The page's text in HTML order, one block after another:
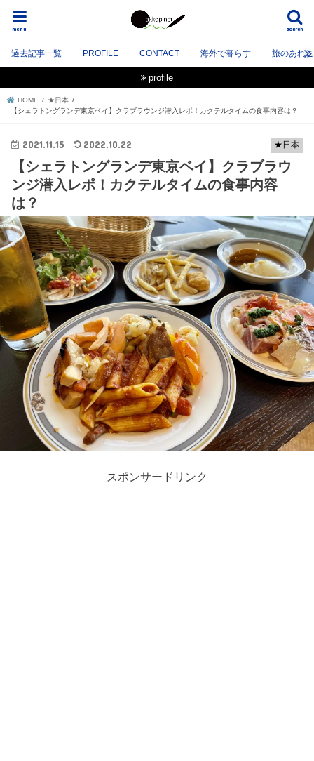
search
menu
過去記事一覧 PROFILE CONTACT 海外で暮らす 旅のあれ
profile
HOME
★日本
【シェラトングランデ東京ベイ】クラブラウンジ潜入レポ！カクテルタイムの食事内容は？
★日本
2021.11.15 2022.10.22
【シェラトングランデ東京ベイ】クラブラウ
ンジ潜入レポ！カクテルタイムの食事内容
は？
スポンサードリンク